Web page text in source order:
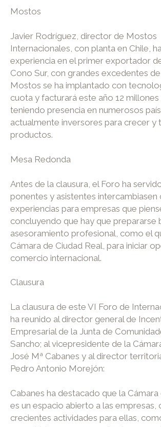
Mostos
Javier Rodríguez, director de Mostos
Internacionales, con planta en Chile,
experiencia en el primer exportador
Cono Sur, con grandes excedentes
Mostos se ha implantado con
cuota y facturará este año 12 millones
teniendo presencia en numerosos
actualmente inversores para crecer y
productos.
Mesa Redonda
Antes de la clausura, el Foro ha
ponentes y asistentes intercambiasen
experiencias para empresas que
concluyendo que hay que prepararse
asesoramiento profesional, como el
Cámara de Ciudad Real, para iniciar
comercio internacional.
Clausura
La clausura de este VI Foro de
ha reunido al director general de
Empresarial de la Junta de
Sancho; al vicepresidente de la
José Mª Cabanes y al director
Pedro Antonio Morejón:
Cabanes ha destacado que la Cámara
es un espacio abierto a las empresas,
crecientes actividades para ellas,